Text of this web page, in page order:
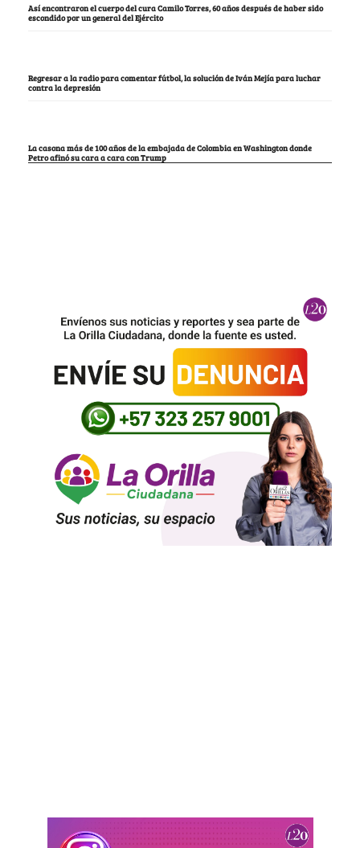
Así encontraron el cuerpo del cura Camilo Torres, 60 años después de haber sido
escondido por un general del Ejército
Regresar a la radio para comentar fútbol, la solución de Iván Mejía para luchar
contra la depresión
La casona más de 100 años de la embajada de Colombia en Washington donde
Petro afinó su cara a cara con Trump